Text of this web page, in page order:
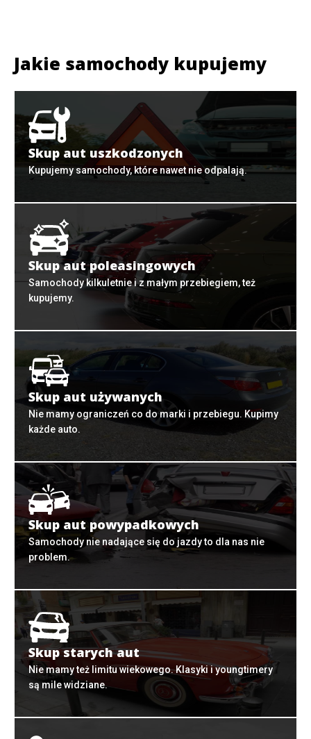
Jakie samochody kupujemy
Skup aut uszkodzonych
Kupujemy samochody, które nawet nie odpalają.
Skup aut poleasingowych
Samochody kilkuletnie i z małym przebiegiem, też
kupujemy.
Skup aut używanych
Nie mamy ograniczeń co do marki i przebiegu. Kupimy
każde auto.
Skup aut powypadkowych
Samochody nie nadające się do jazdy to dla nas nie
problem.
Skup starych aut
Nie mamy też limitu wiekowego. Klasyki i youngtimery
są mile widziane.